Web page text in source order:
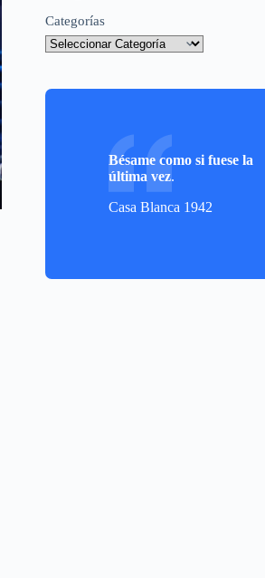
Categorías
Bésame como si fuese la
última vez.
Casa Blanca 1942